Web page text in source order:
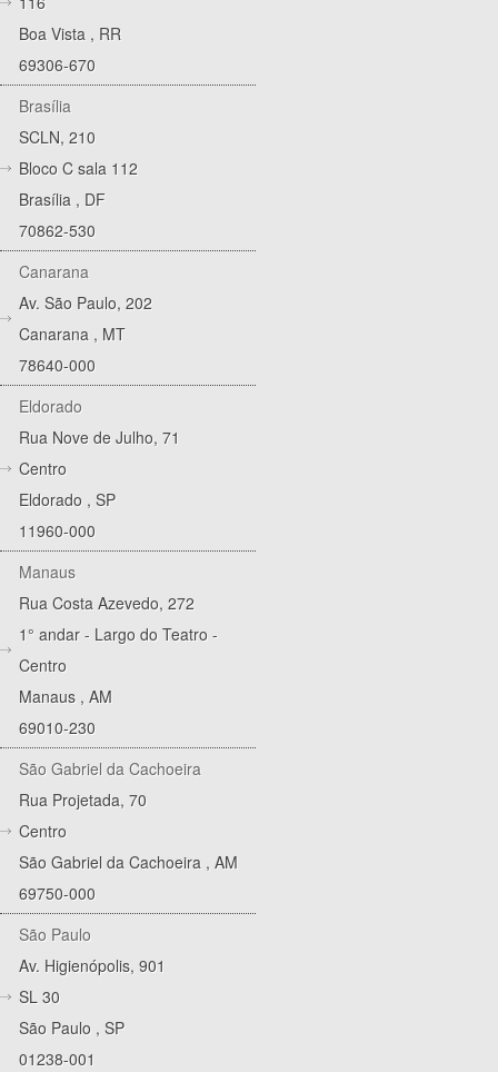
Boa Vista , RR
69306-670
Brasília
SCLN, 210
Bloco C sala 112
Brasília , DF
70862-530
Canarana
Av. São Paulo, 202
Canarana , MT
78640-000
Eldorado
Rua Nove de Julho, 71
Centro
Eldorado , SP
11960-000
Manaus
Rua Costa Azevedo, 272
1° andar - Largo do Teatro -
Centro
Manaus , AM
69010-230
São Gabriel da Cachoeira
Rua Projetada, 70
Centro
São Gabriel da Cachoeira , AM
69750-000
São Paulo
Av. Higienópolis, 901
SL 30
São Paulo , SP
01238-001